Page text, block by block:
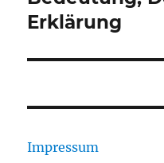
Erklärung
Impressum